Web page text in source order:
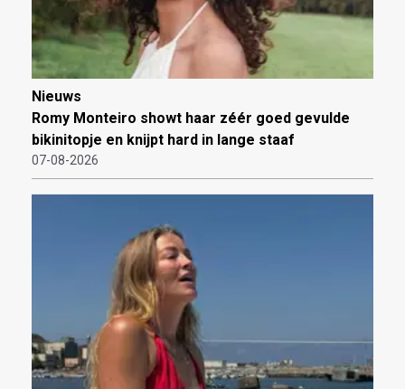
Nieuws
Romy Monteiro showt haar zéér goed gevulde
bikinitopje en knijpt hard in lange staaf
07-08-2026